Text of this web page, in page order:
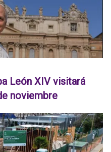
León XIV visitará
noviembre